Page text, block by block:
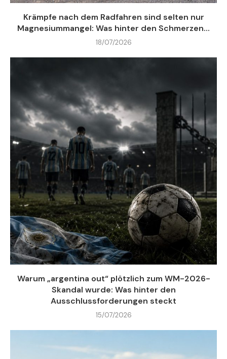
Krämpfe nach dem Radfahren sind selten nur
Magnesiummangel: Was hinter den Schmerzen...
18/07/2026
Warum „argentina out“ plötzlich zum WM-2026-
Skandal wurde: Was hinter den
Ausschlussforderungen steckt
15/07/2026